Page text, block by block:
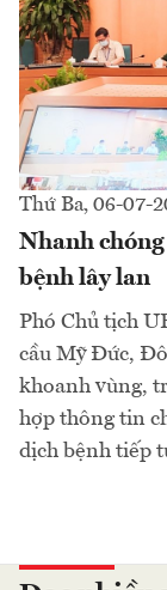
Thứ Ba, 06-07-
Nhanh
bệnh lây lan
Phó Chủ tịch
cầu Mỹ Đức,
khoanh vùng,
hợp thông tin
dịch bệnh tiếp